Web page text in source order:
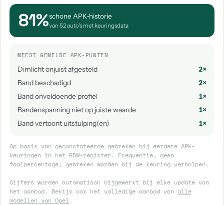
81%schone APK‑historie
van 52 auto's met keuringsdata
MEEST GEMELDE APK-PUNTEN
Dimlicht onjuist afgesteld
2×
Band beschadigd
2×
Band onvoldoende profiel
1×
Bandenspanning niet op juiste waarde
1×
Band vertoont uitstulping(en)
1×
Op basis van geconstateerde gebreken bij eerdere APK-
keuringen in het RDW-register. Frequentie, geen
faalpercentage; gebreken worden bij de keuring verholpen.
Cijfers worden automatisch bijgewerkt bij elke update van
het aanbod. Bekijk ook het volledige aanbod van alle
modellen van Opel.